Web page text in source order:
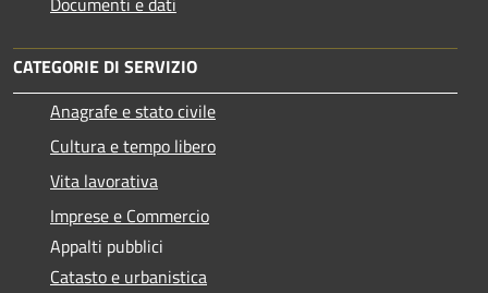
CATEGORIE DI SERVIZIO
Anagrafe e stato civile
Cultura e tempo libero
Vita lavorativa
Imprese e Commercio
Appalti pubblici
Catasto e urbanistica